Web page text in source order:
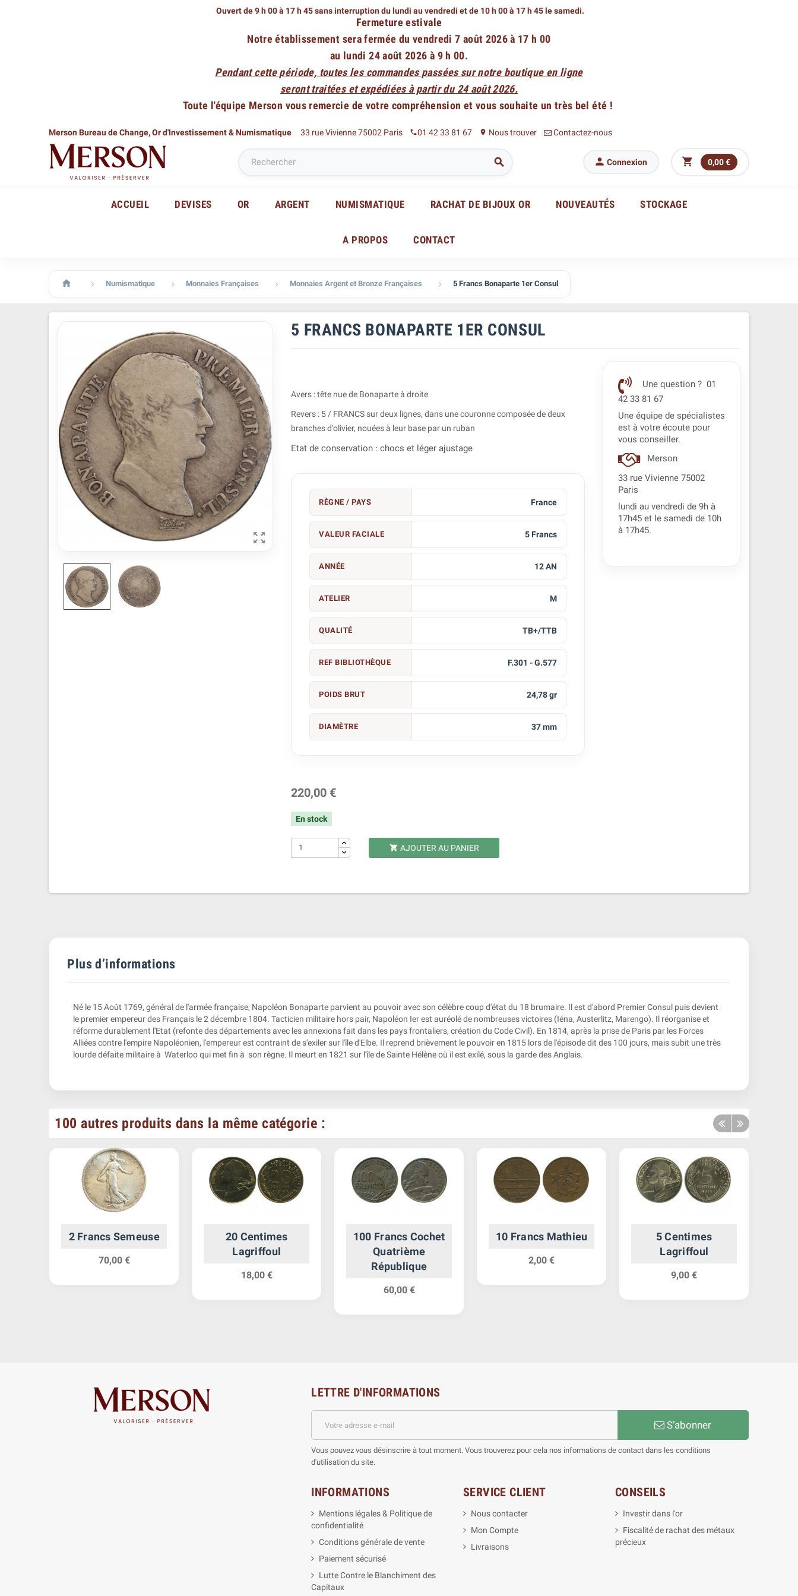
Ouvert de 9 h 00 à 17 h 45 sans interruption du lundi au vendredi et de 10 h 00 à 17 h 45 le samedi.
Fermeture estivale
Notre établissement sera fermée du vendredi 7 août 2026 à 17 h 00
au lundi 24 août 2026 à 9 h 00.
Pendant cette période, toutes les commandes passées sur notre boutique en ligne
seront traitées et expédiées à partir du 24 août 2026.
Toute l'équipe Merson vous remercie de votre compréhension et vous souhaite un très bel été !
Merson Bureau de Change, Or d'Investissement & Numismatique 33 rue Vivienne 75002 Paris phone01 42 33 81 67 place Nous trouver Contactez-nous
  Connexion  0,00 €
ACCUEIL DEVISES OR ARGENT NUMISMATIQUE RACHAT DE BIJOUX OR NOUVEAUTÉS STOCKAGE
A PROPOS CONTACT
  Numismatique  Monnaies Françaises  Monnaies Argent et Bronze Françaises  5 Francs Bonaparte 1er Consul

5 FRANCS BONAPARTE 1ER CONSUL
Avers : tête nue de Bonaparte à droite
Revers : 5 / FRANCS sur deux lignes, dans une couronne composée de deux
branches d'olivier, nouées à leur base par un ruban
Etat de conservation : chocs et léger ajustage
RÈGNE / PAYS France
VALEUR FACIALE 5 Francs
ANNÉE 12 AN
ATELIER M
QUALITÉ TB+/TTB
REF BIBLIOTHÈQUE F.301 - G.577
POIDS BRUT 24,78 gr
DIAMÈTRE 37 mm
220,00 €
En stock
 AJOUTER AU PANIER
Une question ? 01
42 33 81 67
Une équipe de spécialistes
est à votre écoute pour
vous conseiller.
Merson
33 rue Vivienne 75002
Paris
lundi au vendredi de 9h à
17h45 et le samedi de 10h
à 17h45.
Plus d’informations
Né le 15 Août 1769, général de l'armée française, Napoléon Bonaparte parvient au pouvoir avec son célèbre coup d'état du 18 brumaire. Il est d'abord Premier Consul puis devient
le premier empereur des Français le 2 décembre 1804. Tacticien militaire hors pair, Napoléon Ier est auréolé de nombreuses victoires (Iéna, Austerlitz, Marengo). Il réorganise et
réforme durablement l'Etat (refonte des départements avec les annexions fait dans les pays frontaliers, création du Code Civil). En 1814, après la prise de Paris par les Forces
Alliées contre l'empire Napoléonien, l'empereur est contraint de s'exiler sur l'île d'Elbe. Il reprend brièvement le pouvoir en 1815 lors de l'épisode dit des 100 jours, mais subit une très
lourde défaite militaire à Waterloo qui met fin à son règne. Il meurt en 1821 sur l'île de Sainte Hélène où il est exilé, sous la garde des Anglais.
100 autres produits dans la même catégorie :
2 Francs Semeuse
70,00 €
20 Centimes
Lagriffoul
18,00 €
100 Francs Cochet
Quatrième
République
60,00 €
10 Francs Mathieu
2,00 €
5 Centimes
Lagriffoul
9,00 €
LETTRE D'INFORMATIONS
S’abonner
Vous pouvez vous désinscrire à tout moment. Vous trouverez pour cela nos informations de contact dans les conditions
d'utilisation du site.
INFORMATIONS
Mentions légales & Politique de
confidentialité
Conditions générale de vente
Paiement sécurisé
Lutte Contre le Blanchiment des
Capitaux
SERVICE CLIENT
Nous contacter
Mon Compte
Livraisons
CONSEILS
Investir dans l'or
Fiscalité de rachat des métaux
précieux